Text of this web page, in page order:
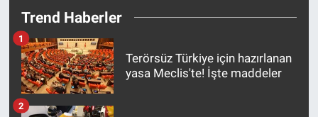
Trend Haberler
Terörsüz Türkiye için hazırlanan
yasa Meclis'te! İşte maddeler
1
2
Gerçeğin İzinde